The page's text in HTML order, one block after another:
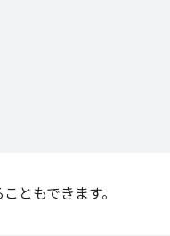
ともできます。